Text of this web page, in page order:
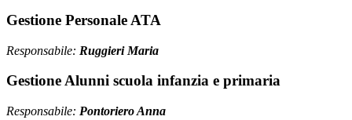
Gestione Personale ATA
Responsabile: Ruggieri Maria
Gestione Alunni scuola infanzia e primaria
Responsabile: Pontoriero Anna